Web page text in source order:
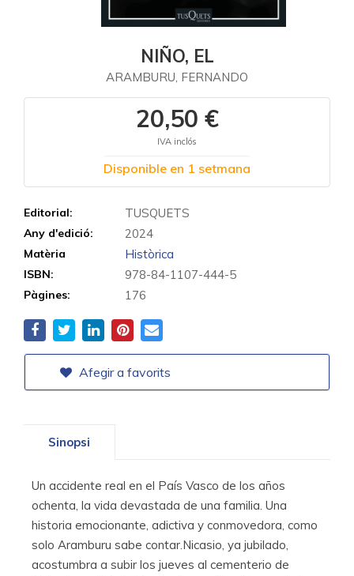
NIÑO, EL
ARAMBURU, FERNANDO
20,50 €
IVA inclós
Disponible en 1 setmana
Editorial: TUSQUETS
Any d'edició: 2024
Matèria Històrica
ISBN: 978-84-1107-444-5
Pàgines: 176
Afegir a favorits
Sinopsi
Un accidente real en el País Vasco de los años
ochenta, la vida devastada de una familia. Una
historia emocionante, adictiva y conmovedora, como
solo Aramburu sabe contar.Nicasio, ya jubilado,
acostumbra a subir los jueves al cementerio de